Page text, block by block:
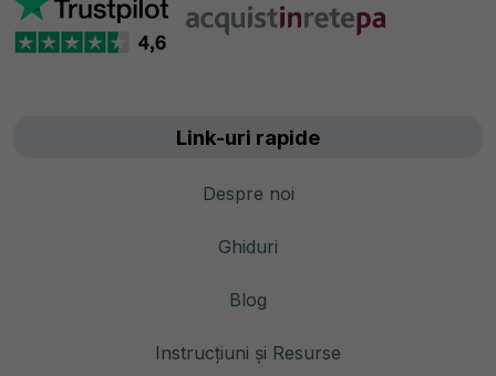
Link-uri rapide
Despre noi
Ghiduri
Blog
Instrucțiuni și Resurse